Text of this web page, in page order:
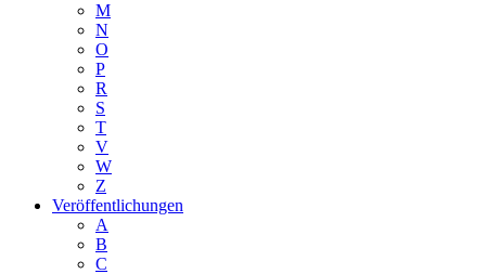
M
N
O
P
R
S
T
V
W
Z
Veröffentlichungen
A
B
C